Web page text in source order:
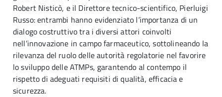
Robert Nisticò, e il Direttore tecnico-scientifico, Pierluigi
Russo: entrambi hanno evidenziato l’importanza di un
dialogo costruttivo tra i diversi attori coinvolti
nell’innovazione in campo farmaceutico, sottolineando la
rilevanza del ruolo delle autorità regolatorie nel favorire
lo sviluppo delle ATMPs, garantendo al contempo il
rispetto di adeguati requisiti di qualità, efficacia e
sicurezza.